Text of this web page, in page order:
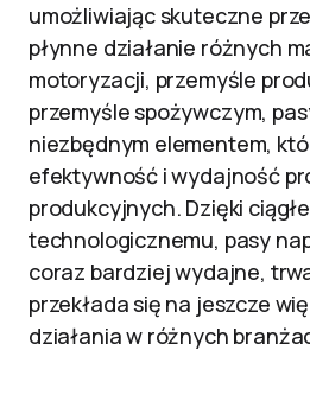
umożliwiając skuteczne
płynne działanie różnych
motoryzacji, przemyśle
przemyśle spożywczym,
niezbędnym elementem,
efektywność i wydajność
produkcyjnych. Dzięki
technologicznemu, pasy
coraz bardziej wydajne,
przekłada się na jeszcze
działania w różnych